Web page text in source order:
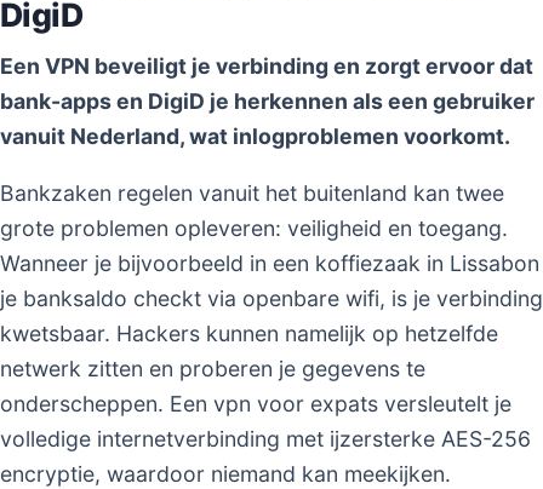
DigiD
Een VPN beveiligt je verbinding en zorgt ervoor dat
bank-apps en DigiD je herkennen als een gebruiker
vanuit Nederland, wat inlogproblemen voorkomt.
Bankzaken regelen vanuit het buitenland kan twee
grote problemen opleveren: veiligheid en toegang.
Wanneer je bijvoorbeeld in een koffiezaak in Lissabon
je banksaldo checkt via openbare wifi, is je verbinding
kwetsbaar. Hackers kunnen namelijk op hetzelfde
netwerk zitten en proberen je gegevens te
onderscheppen. Een vpn voor expats versleutelt je
volledige internetverbinding met ijzersterke AES-256
encryptie, waardoor niemand kan meekijken.